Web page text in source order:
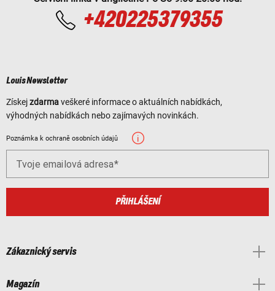
+420225379355
Louis Newsletter
Získejzdarmaveškeré informace o aktuálních nabídkách,
výhodných nabídkách nebo zajímavých novinkách.
Poznámka k ochraně osobních údajů
Tvoje emailová adresa
PŘIHLÁŠENÍ
Zákaznický servis
Magazín